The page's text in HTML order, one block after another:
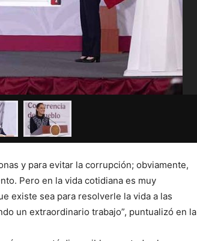
y para evitar la corrupción; obviamente,
Pero en la vida cotidiana es muy
existe sea para resolverle la vida a las
un extraordinario trabajo”, puntualizó en la